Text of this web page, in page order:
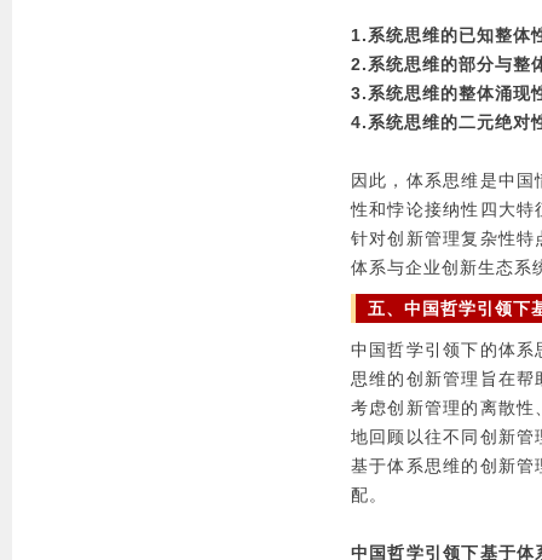
1.系统思维的已知整体
2.系统思维的部分与整
3.系统思维的整体涌现
4.系统思维的二元绝对
因此，体系思维是中
性和悖论接纳性四大
针对创新管理复杂性
体系与企业创新生态系
五、中国哲学引领下
中国哲学引领下的体
思维的创新管理旨在
考虑创新管理的离散
地回顾以往不同创新
基于体系思维的创新
配。
中国哲学引领下基于